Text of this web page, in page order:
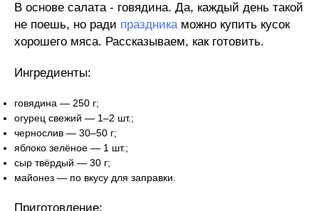
В основе салата - говядина. Да, каждый день такой
не поешь, но ради праздникаможно купить кусок
хорошего мяса. Рассказываем, как готовить.
Ингредиенты:
говядина — 250 г;
огурец свежий — 1–2 шт.;
чернослив — 30–50 г;
яблоко зелёное — 1 шт.;
сыр твёрдый — 30 г;
майонез — по вкусу для заправки.
Приготовление: